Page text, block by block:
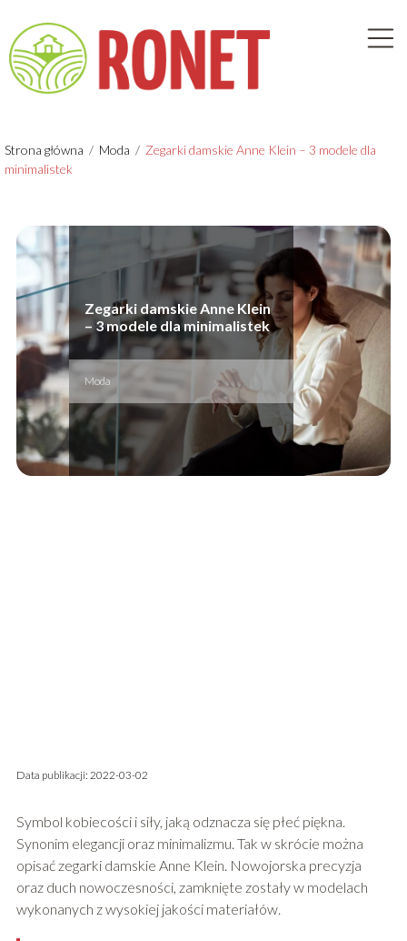
Strona główna / Moda / Zegarki damskie Anne Klein – 3 modele dla
minimalistek
Zegarki damskie Anne Klein
– 3 modele dla minimalistek
Moda
Data publikacji: 2022-03-02
Symbol kobiecości i siły, jaką odznacza się płeć piękna.
Synonim elegancji oraz minimalizmu. Tak w skrócie można
opisać zegarki damskie Anne Klein. Nowojorska precyzja
oraz duch nowoczesności, zamknięte zostały w modelach
wykonanych z wysokiej jakości materiałów.